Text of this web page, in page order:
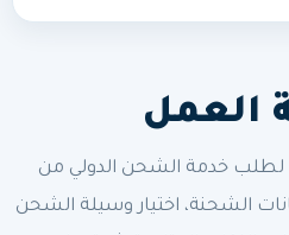
العمل
خدمة الشحن الدولي من
الشحنة، اختيار وسيلة الشحن